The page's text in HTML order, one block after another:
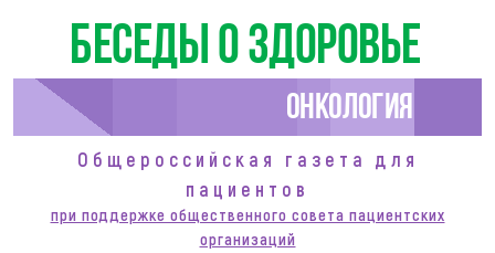
Беседы о здоровье
Онкология
Общероссийская газета для
пациентов
при поддержке общественного совета пациентских
организаций